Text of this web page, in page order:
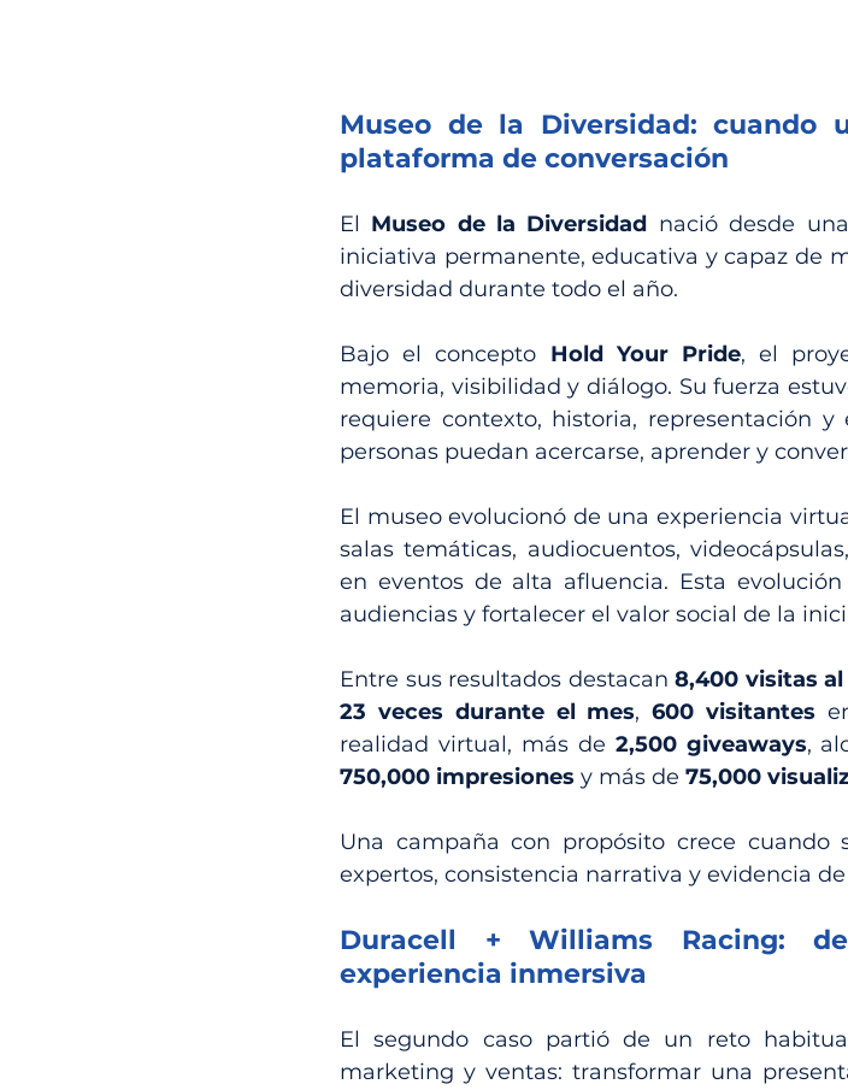
Museo de la Diversidad: cuando
plataforma de conversación
El Museo de la Diversidad nació desde
iniciativa permanente, educativa y capaz de
diversidad durante todo el año.
Bajo el concepto Hold Your Pride, el
memoria, visibilidad y diálogo. Su fuerza
requiere contexto, historia, representación
personas puedan acercarse, aprender y
El museo evolucionó de una experiencia
salas temáticas, audiocuentos,
en eventos de alta afluencia. Esta
audiencias y fortalecer el valor social de la
Entre sus resultados destacan 8,400 visitas
23 veces durante el mes, 600 visitantes
realidad virtual, más de 2,500 giveaways,
750,000 impresiones y más de 75,000
Una campaña con propósito crece cuando
expertos, consistencia narrativa y evidencia
Duracell + Williams Racing:
experiencia inmersiva
El segundo caso partió de un reto
marketing y ventas: transformar una